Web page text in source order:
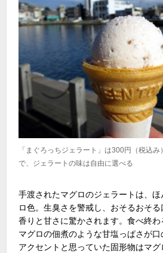
「まぐろっちジェラート」は300円（税込み
で、ジェラートの味は自由に選べる
手渡されたマグロのジェラートは、ほ
ロ色。生臭さを警戒し、おそるおそ
香りと甘さに驚かされます。食べ終わ
マグロの佃煮のような甘塩っぱさが
アクセントと思っていた固形物はマ